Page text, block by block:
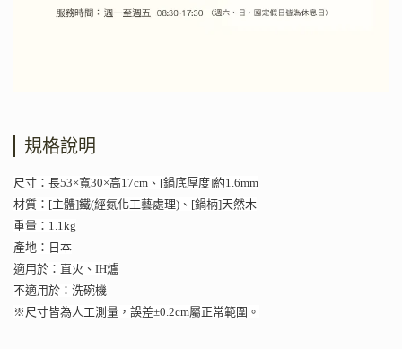
規格說明
尺寸：長53×寬30×高17cm、[鍋底厚度]約1.6mm
材質：[主體]鐵(經氮化工藝處理)、[鍋柄]天然木
重量：1.1kg
產地：日本
適用於：直火、IH爐
不適用於：洗碗機
※尺寸皆為人工測量，誤差±0.2cm屬正常範圍。